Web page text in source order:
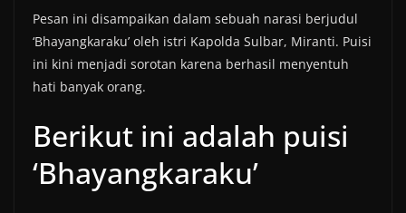
Pesan ini disampaikan dalam sebuah narasi berjudul
‘Bhayangkaraku’ oleh istri Kapolda Sulbar, Miranti. Puisi
ini kini menjadi sorotan karena berhasil menyentuh
hati banyak orang.
Berikut ini adalah puisi
‘Bhayangkaraku’